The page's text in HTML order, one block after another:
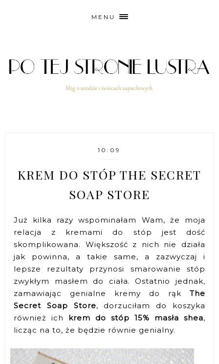
MENU
10:09
KREM DO STÓP THE SECRET
SOAP STORE
Już kilka razy wspominałam Wam, że moja
relacja z kremami do stóp jest dość
skomplikowana. Większość z nich nie działa
jak powinna, a takie same, a zazwyczaj i
lepsze rezultaty przynosi smarowanie stóp
zwykłym masłem do ciała. Ostatnio jednak,
zamawiając genialne kremy do rąk The
Secret Soap Store, dorzuciłam do koszyka
również ich
krem do stóp 15% masła shea,
licząc na to, że będzie równie genialny.